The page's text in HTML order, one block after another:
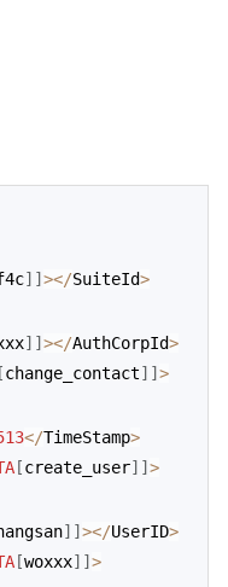
] ] ></SuiteId>
] ] ></AuthCorpId>
[change_contact] ] >
</TimeStamp>
[create_user] ] >
] ] ></UserID>
[woxxx] ] >